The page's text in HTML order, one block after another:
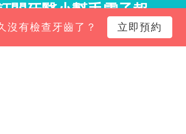
閱牙醫小幫手電子報
報，掌握診所經營新知、平台功能更新與專
沒有檢查牙齒了？ 立即預約